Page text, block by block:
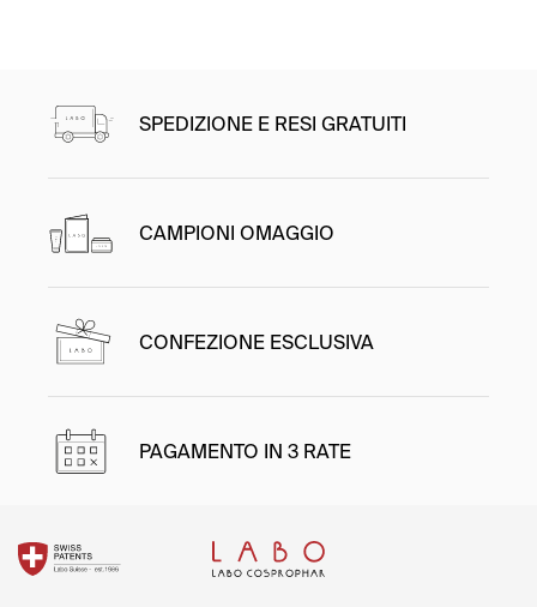
SPEDIZIONE E RESI GRATUITI
CAMPIONI OMAGGIO
CONFEZIONE ESCLUSIVA
PAGAMENTO IN 3 RATE